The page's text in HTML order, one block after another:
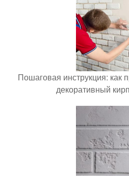
Пошаговая инструкция: как
декоративный